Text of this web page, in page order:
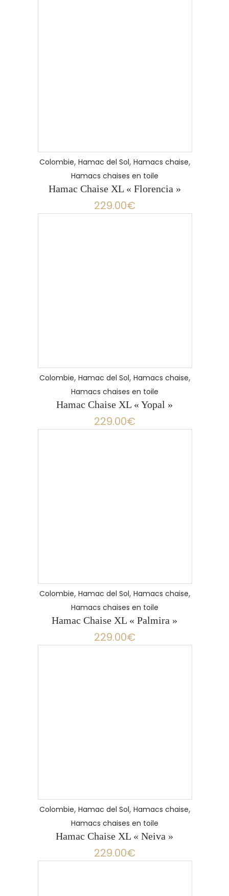
Colombie, Hamac del Sol, Hamacs chaise,
Hamacs chaises en toile
Hamac Chaise XL « Florencia »
229.00€
Colombie, Hamac del Sol, Hamacs chaise,
Hamacs chaises en toile
Hamac Chaise XL « Yopal »
229.00€
Colombie, Hamac del Sol, Hamacs chaise,
Hamacs chaises en toile
Hamac Chaise XL « Palmira »
229.00€
Colombie, Hamac del Sol, Hamacs chaise,
Hamacs chaises en toile
Hamac Chaise XL « Neiva »
229.00€